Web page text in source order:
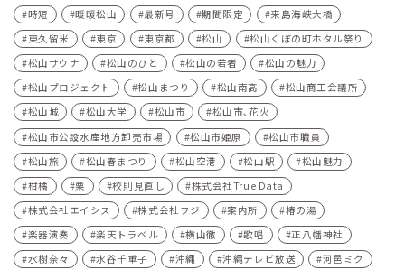
時短
暖暖松山 最新号 期間限定
来島海峡大橋
東久留米
東京 東京都 松山
松山くぼの町ホタル祭り
松山サウナ
松山のひと 松山の若者
松山の魅力
松山プロジェクト
松山まつり 松山南高
松山商工会議所
松山城
松山大学 松山市
松山市､花火
松山市公設水産地方卸売市場
松山市姫原
松山市職員
松山旅
松山春まつり 松山空港 松山駅
松山魅力
柑橘
栗 校則見直し
株式会社True Data
株式会社エイシス
株式会社フジ 案内所
椿の湯
楽器演奏
楽天トラベル 横山徹 歌唱
正八幡神社
水樹奈々
水谷千重子 沖縄 沖縄テレビ放送
河⾢ミク